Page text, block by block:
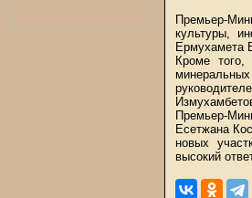
Премьер-
культуры,
Ермухамета
Кроме того,
Премьер-
Есетжана
новых
высокий